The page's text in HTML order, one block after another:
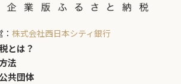
株式会社西日本シティ銀行
とは？
法
共団体